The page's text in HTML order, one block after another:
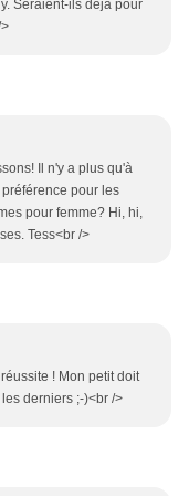
Seraient-ils déjà pour
Il n'y a plus qu'à
pour les
pour femme? Hi, hi,
Tess<br />
! Mon petit doit
derniers ;-)<br />